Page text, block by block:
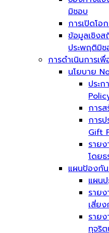
มิชอบ
การเปิดโอ
ข้อมูลเชิงส
ประพฤติมิ
การดำเนินการเ
นโยบาย
ประ
การ
การป
Gift
ราย
โดยธ
แผนป้องกั
แผน
ราย
เสี่ยง
ราย
ทุจริต